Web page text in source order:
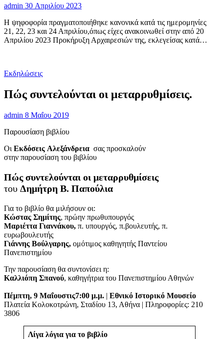
admin 30 Απριλίου 2023
Η ψηφοφορία πραγματοποιήθηκε κανονικά κατά τις ημερομηνίες
21, 22, 23 και 24 Απριλίου,όπως είχες ανακοινωθεί στην από 20
Απριλίου 2023 Προκήρυξη Αρχαιρεσιών της, εκλεγείσας κατά…
Εκδηλώσεις
Πώς συντελούνται οι μεταρρυθμίσεις.
admin 8 Μαΐου 2019
Παρουσίαση βιβλίου
Οι Εκδόσεις Αλεξάνδρεια σας προσκαλούν
στην παρουσίαση του βιβλίου
Πώς συντελούνται οι μεταρρυθμίσεις
του Δημήτρη Β. Παπούλια
Για το βιβλίο θα μιλήσουν οι:
Κώστας Σημίτης, πρώην πρωθυπουργός
Μαριέττα Γιαννάκου, π. υπουργός, π.βουλευτής, π.
ευρωβουλευτής
Γιάννης Βούλγαρης, ομότιμος καθηγητής Παντείου
Πανεπιστημίου
Την παρουσίαση θα συντονίσει η:
Καλλιόπη Σπανού, καθηγήτρια του Πανεπιστημίου Αθηνών
Πέμπτη, 9 Μαΐουστις7:00 μ.μ. | Εθνικό Ιστορικό Μουσείο
Πλατεία Κολοκοτρώνη, Σταδίου 13, Αθήνα | Πληροφορίες: 210
3806
Λίγα λόγια για το βιβλίο